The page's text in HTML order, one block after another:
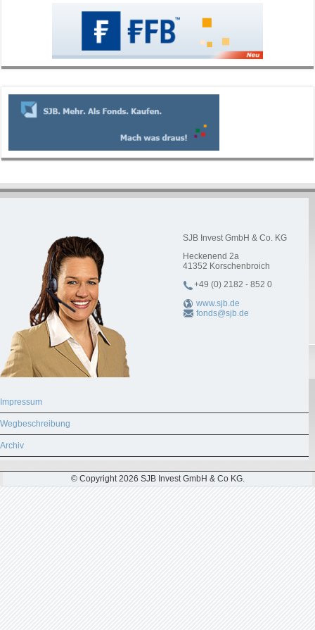
SJB Invest GmbH & Co. KG
Heckenend 2a
41352 Korschenbroich
+49 (0) 2182 - 852 0
www.sjb.de
fonds@sjb.de
Impressum
Wegbeschreibung
Archiv
© Copyright 2026 SJB Invest GmbH & Co KG.